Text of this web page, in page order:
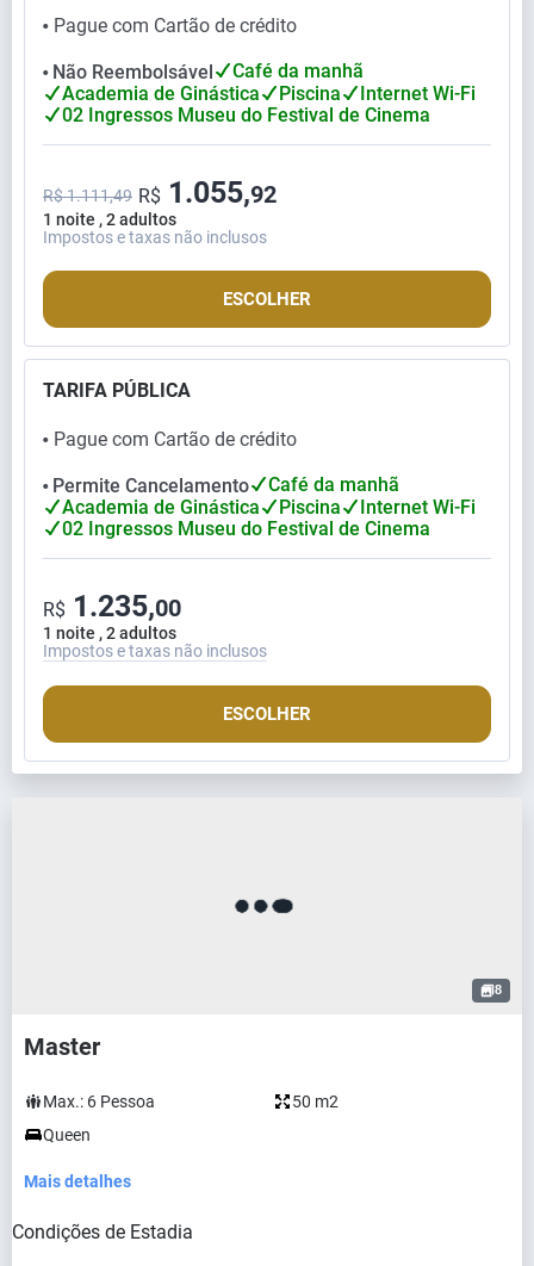
⬤ Pague com Cartão de crédito
⬤ Não Reembolsável
Café da manhã
Academia de Ginástica
Piscina
Internet Wi-Fi
02 Ingressos Museu do Festival de Cinema
1 noite , 2 adultos
R$ 1.111,49 R$ 1.055,92
Impostos e taxas não inclusos
ESCOLHER
TARIFA PÚBLICA
⬤ Pague com Cartão de crédito
⬤ Permite Cancelamento
Café da manhã
Academia de Ginástica
Piscina
Internet Wi-Fi
02 Ingressos Museu do Festival de Cinema
1 noite , 2 adultos
R$ 1.235,00
Impostos e taxas não inclusos
ESCOLHER
8
Master
Max.: 6 Pessoa
50 m2
Queen
Mais detalhes
Condições de Estadia